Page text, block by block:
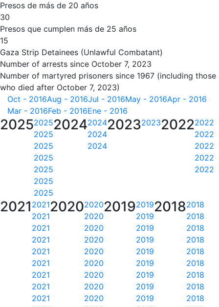
Presos de más de 20 años
30
Presos que cumplen más de 25 años
15
Gaza Strip Detainees (Unlawful Combatant)
Number of arrests since October 7, 2023
Number of martyred prisoners since 1967 (including those
who died after October 7, 2023)
Oct - 2016Aug - 2016Jul - 2016May - 2016Apr - 2016
Mar - 2016Feb - 2016Ene - 2016
20252025
2025
2025
2025
2025
2025
2025
20242024
2024
2024
2023202320222022
2022
2022
2022
2022
2021 2021
2021
2021
2021
2021
2021
2021
2021
2021
20202020
2020
2020
2020
2020
2020
2020
2020
2020
20192019
2019
2019
2019
2019
2019
2019
2019
2019
20182018
2018
2018
2018
2018
2018
2018
2018
2018